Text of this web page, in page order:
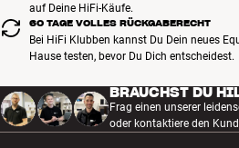
auf Deine HiFi-Käufe.
60 TAGE VOLLES RÜCKGABERECHT
Bei HiFi Klubben kannst Du Dein neues
Hause testen, bevor Du Dich entscheidest.
BRAUCHST DU
Frag einen unserer
oder kontaktiere den